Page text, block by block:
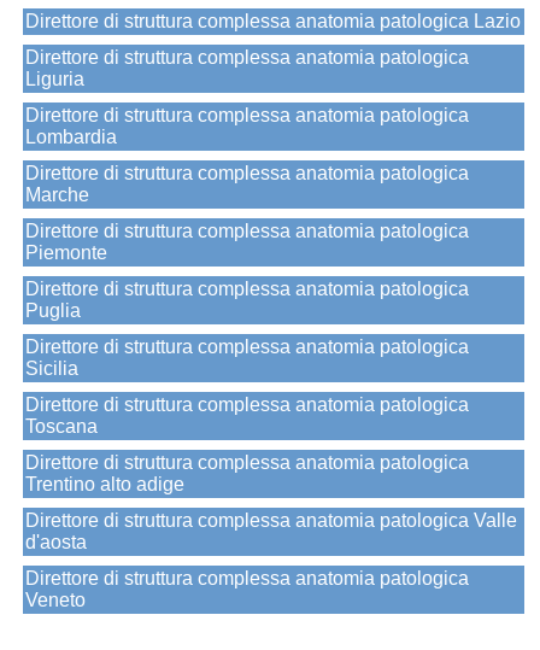
Direttore di struttura complessa anatomia patologica Lazio
Direttore di struttura complessa anatomia patologica
Liguria
Direttore di struttura complessa anatomia patologica
Lombardia
Direttore di struttura complessa anatomia patologica
Marche
Direttore di struttura complessa anatomia patologica
Piemonte
Direttore di struttura complessa anatomia patologica
Puglia
Direttore di struttura complessa anatomia patologica
Sicilia
Direttore di struttura complessa anatomia patologica
Toscana
Direttore di struttura complessa anatomia patologica
Trentino alto adige
Direttore di struttura complessa anatomia patologica Valle
d'aosta
Direttore di struttura complessa anatomia patologica
Veneto